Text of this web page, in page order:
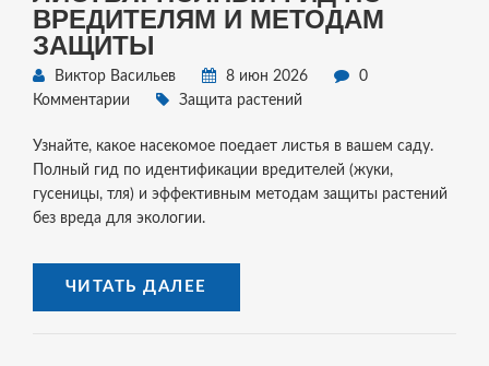
ВРЕДИТЕЛЯМ И МЕТОДАМ
ЗАЩИТЫ
Виктор Васильев 8 июн 2026
0
Комментарии
Защита растений
Узнайте, какое насекомое поедает листья в вашем саду.
Полный гид по идентификации вредителей (жуки,
гусеницы, тля) и эффективным методам защиты растений
без вреда для экологии.
ЧИТАТЬ ДАЛЕЕ